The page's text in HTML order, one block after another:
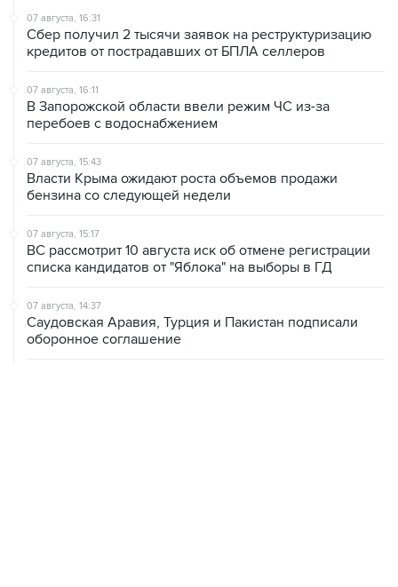
кредитов от пострадавших от БПЛА селлеров
07 августа, 16:11
перебоев с водоснабжением
07 августа, 15:43
бензина со следующей недели
07 августа, 15:17
списка кандидатов от "Яблока" на выборы в ГД
07 августа, 14:37
оборонное соглашение
07 августа, 14:29